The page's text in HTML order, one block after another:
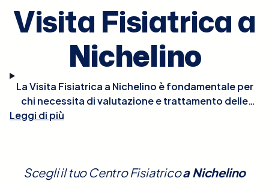
Visita Fisiatrica a
Nichelino
La Visita Fisiatrica a Nichelino è fondamentale per
chi necessita di valutazione e trattamento delle
condizioni che influenzano il movimento e le
coordinazione, la postura e la mobilità. In base alla
Leggi di più
Scegli il tuo Centro Fisiatricoa Nichelino